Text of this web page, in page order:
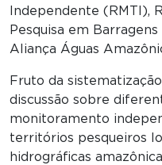
Independente (RMTI),
Pesquisa em
Aliança Águas
Fruto da
discussão sobre
monitoramento
territórios pesqueiros
hidrográficas